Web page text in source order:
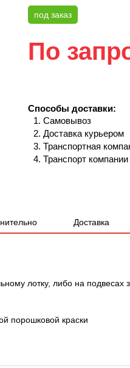
под заказ
По
Способы доставки:
Самовывоз
Доставка курьером
Транспортная
Транспорт компании
Доставка
лотку, либо на подвесах
порошковой краски